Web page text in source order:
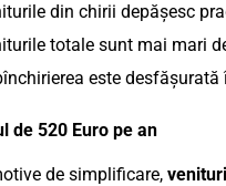
din chirii depășesc
totale sunt mai mari
este desfășurată
de 520 Euro pe an
de simplificare,